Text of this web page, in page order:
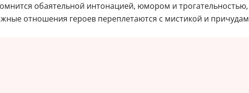
обаятельной интонацией, юмором и
отношения героев переплетаются с мистикой и